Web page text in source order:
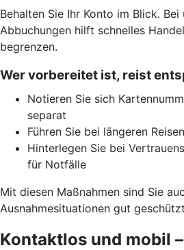
Behalten Sie Ihr Konto im Blick.
Abbuchungen hilft schnelles
begrenzen.
Wer vorbereitet ist, reist
Notieren Sie sich
separat
Führen Sie bei längeren
Hinterlegen Sie bei
für Notfälle
Mit diesen Maßnahmen sind Sie
Ausnahmesituationen gut
Kontaktlos und mobil